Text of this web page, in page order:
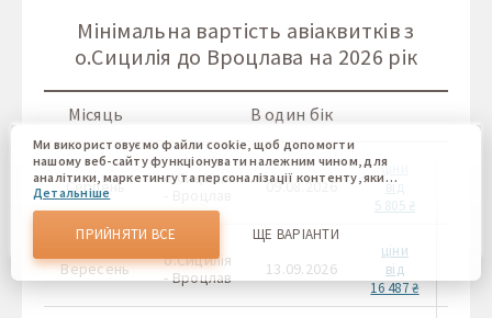
Мінімальна вартість авіаквитків з
о.Сицилія до Вроцлава на 2026 рік
Місяць В один бік
Серпень
о.Сицилія
09.08.2026
ціни
від
5 805 ₴
Вересень
о.Сицилія
- Вроцлав
13.09.2026
ціни
від
16 487 ₴
Ми використовуємо файли cookie, щоб допомогти
нашому веб-сайту функціонувати належним чином, для
аналітики, маркетингу та персоналізації контенту, який
ви бачите. Файли cookie дозволяють нам відрізняти Вас
від інших користувачів нашого веб-сайту. Розуміння того,
як ви використовуєте наш веб-сайт, допомагає нам
надати вам найкращі можливості та внести зміни для
покращення нашого сайту в майбутньому. Підтвердивши,
Ви погоджуєтеся на використання всіх цих файлів cookie.
Ви можете оновити свої налаштування, натиснувши
кнопку налаштувань cookie, або в будь-який час,
Детальніше
ПРИЙНЯТИ ВСЕ ЩЕ ВАРІАНТИ